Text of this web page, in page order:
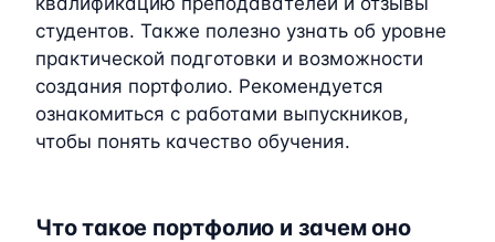
студентов. Также полезно узнать об уровне
практической подготовки и возможности
создания портфолио. Рекомендуется
ознакомиться с работами выпускников,
чтобы понять качество обучения.
Что такое портфолио и зачем оно